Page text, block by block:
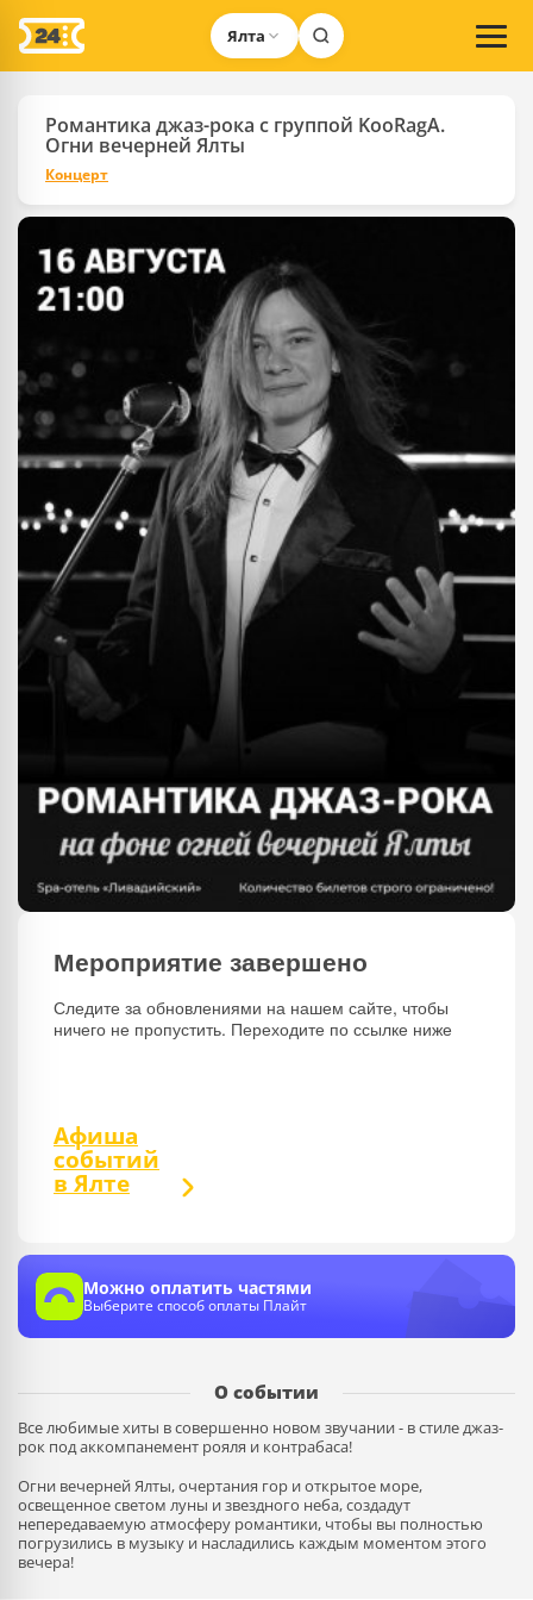
Ялта
Романтика джаз-рока с группой KooRagA.
Огни вечерней Ялты
Концерт
Мероприятие завершено
Следите за обновлениями на нашем сайте, чтобы
ничего не пропустить. Переходите по ссылке ниже
Афиша
событий
в Ялте
Можно оплатить частями
Выберите способ оплаты Плайт
О событии
Все любимые хиты в совершенно новом звучании - в стиле джаз-
рок под аккомпанемент рояля и контрабаса!
Огни вечерней Ялты, очертания гор и открытое море,
освещенное светом луны и звездного неба, создадут
непередаваемую атмосферу романтики, чтобы вы полностью
погрузились в музыку и насладились каждым моментом этого
вечера!